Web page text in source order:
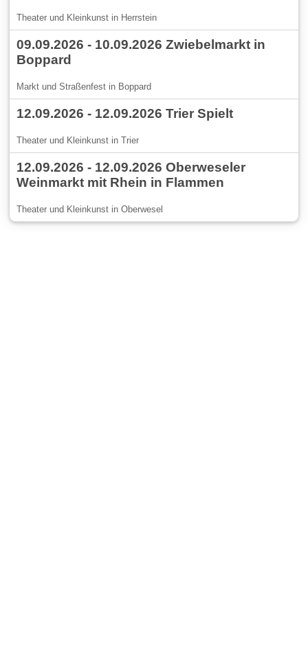
Theater und Kleinkunst in Herrstein
09.09.2026 - 10.09.2026 Zwiebelmarkt in
Boppard
Markt und Straßenfest in Boppard
12.09.2026 - 12.09.2026 Trier Spielt
Theater und Kleinkunst in Trier
12.09.2026 - 12.09.2026 Oberweseler
Weinmarkt mit Rhein in Flammen
Theater und Kleinkunst in Oberwesel